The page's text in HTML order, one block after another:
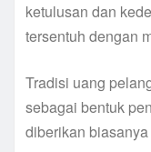
ketulusan dan
tersentuh dengan
Tradisi uang
sebagai bentuk
diberikan